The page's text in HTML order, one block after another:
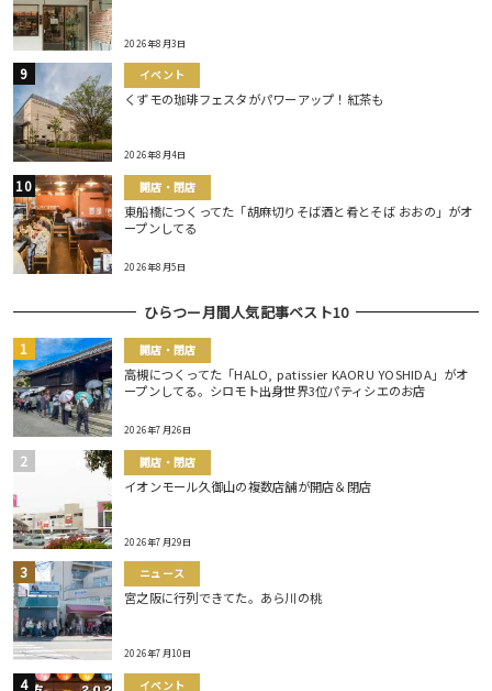
2026年8月3日
イベント
くずモの珈琲フェスタがパワーアップ！紅茶も
2026年8月4日
開店・閉店
東船橋につくってた「胡麻切りそば酒と肴とそば おおの」がオ
ープンしてる
2026年8月5日
ひらつー月間人気記事ベスト10
開店・閉店
高槻につくってた「HALO, patissier KAORU YOSHIDA」がオ
ープンしてる。シロモト出身世界3位パティシエのお店
2026年7月26日
開店・閉店
イオンモール久御山の複数店舗が開店＆閉店
2026年7月29日
ニュース
宮之阪に行列できてた。あら川の桃
2026年7月10日
イベント